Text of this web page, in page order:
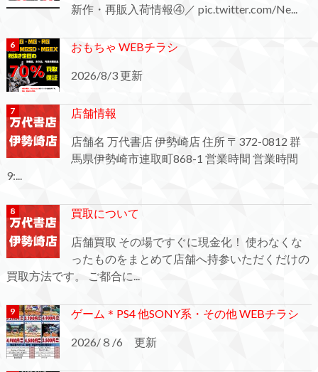
新作・再販入荷情報④／ pic.twitter.com/Ne...
おもちゃ WEBチラシ
2026/8/3 更新
店舗情報
店舗名 万代書店 伊勢崎店 住所 〒372-0812 群
馬県伊勢崎市連取町868-1 営業時間 営業時間
9:...
買取について
店舗買取 その場ですぐに現金化！ 使わなくな
ったものをまとめて店舗へ持参いただくだけの
買取方法です。 ご都合に...
ゲーム＊PS4 他SONY系・その他 WEBチラシ
2026/８/6 更新